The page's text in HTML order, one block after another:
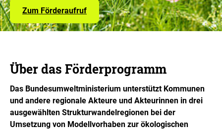
Zum Förderaufruf
Über das Förderprogramm
Das Bundesumweltministerium unterstützt Kommunen
und andere regionale Akteure und Akteurinnen in drei
ausgewählten Strukturwandelregionen bei der
Umsetzung von Modellvorhaben zur ökologischen